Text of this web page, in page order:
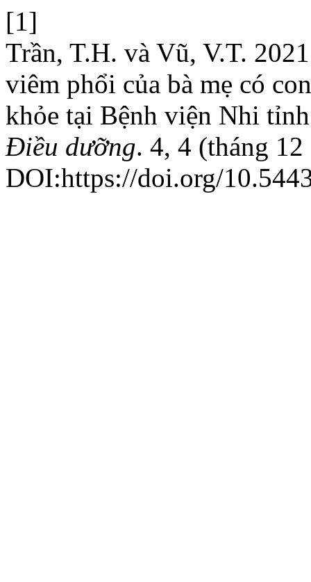
[1]
Trần, T.H. và Vũ, V.T.
viêm phổi của bà mẹ có
khỏe tại Bệnh viện Nhi
Điều dưỡng. 4, 4 (tháng
DOI:https://doi.org/